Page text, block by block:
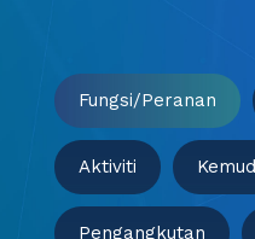
Fungsi/Peranan
Aktiviti
Pengangkutan